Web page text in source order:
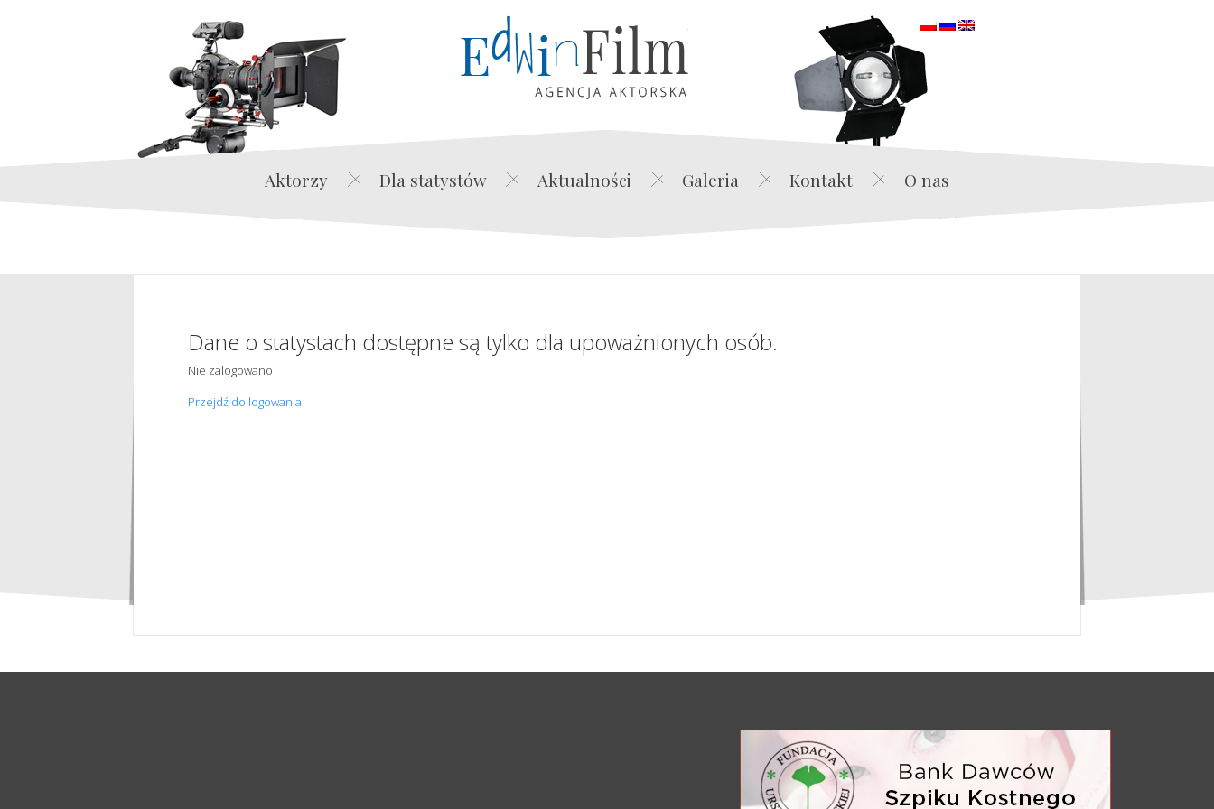
Edwin Film Agencja Aktorska
Aktorzy Dla statystów Aktualności Galeria Kontakt O nas
Dane o statystach dostępne są tylko dla upoważnionych osób.
Nie zalogowano
Przejdź do logowania